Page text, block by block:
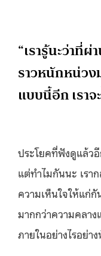
“เรารู้นะว่าที่
ราวหนักหน่วง
แบบนี้อีก เรา
ประโยคที่ฟังดูแล้ว
แต่ทำไมกันนะ เร
ความเห็นใจให้แก่
มากกว่าความคลา
ภายในอย่างไรอย่า